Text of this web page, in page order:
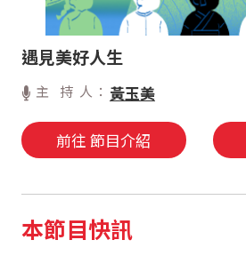
遇見美好人生
主 持 人： 黃玉美
前往 節目介紹
本節目快訊